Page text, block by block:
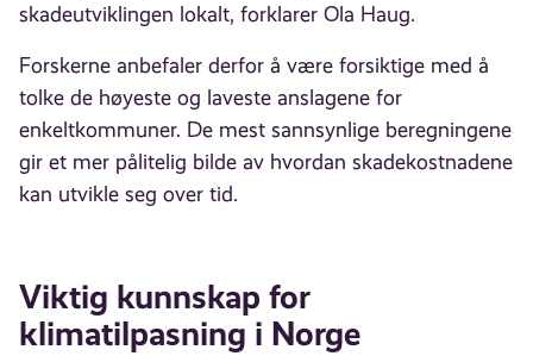
skadeutviklingen lokalt, forklarer Ola Haug.
Forskerne anbefaler derfor å være forsiktige med å
tolke de høyeste og laveste anslagene for
enkeltkommuner. De mest sannsynlige beregningene
gir et mer pålitelig bilde av hvordan skadekostnadene
kan utvikle seg over tid.
Viktig kunnskap for
klimatilpasning i Norge